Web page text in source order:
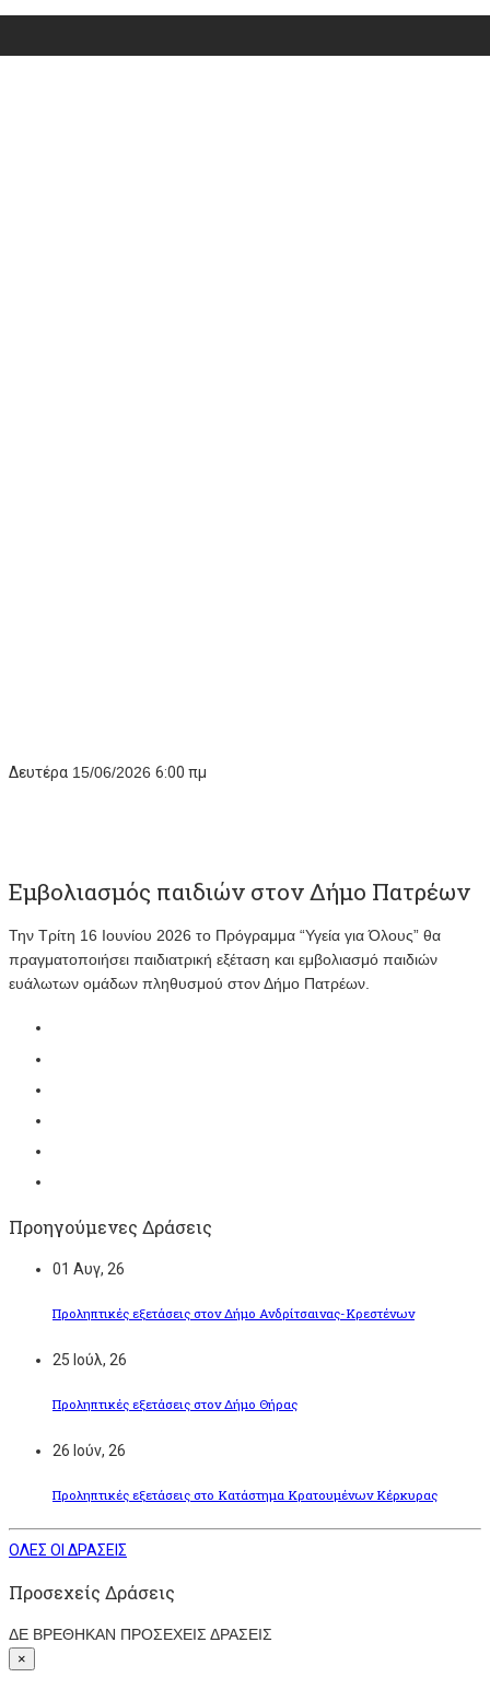
Δευτέρα 15/06/2026 6:00 πμ
Εμβολιασμός παιδιών στον Δήμο Πατρέων
Την Τρίτη 16 Ιουνίου 2026 το Πρόγραμμα “Υγεία για Όλους” θα
πραγματοποιήσει παιδιατρική εξέταση και εμβολιασμό παιδιών
ευάλωτων ομάδων πληθυσμού στον Δήμο Πατρέων.
Προηγούμενες Δράσεις
01 Αυγ, 26
Προληπτικές εξετάσεις στον Δήμο Ανδρίτσαινας-Κρεστένων
25 Ιούλ, 26
Προληπτικές εξετάσεις στον Δήμο Θήρας
26 Ιούν, 26
Προληπτικές εξετάσεις στο Κατάστημα Κρατουμένων Κέρκυρας
ΟΛΕΣ ΟΙ ΔΡΑΣΕΙΣ
Προσεχείς Δράσεις
ΔΕ ΒΡΕΘΗΚΑΝ ΠΡΟΣΕΧΕΙΣ ΔΡΑΣΕΙΣ
×